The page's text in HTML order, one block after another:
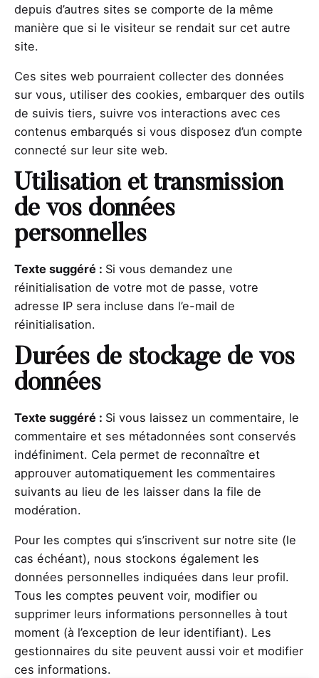
depuis d’autres sites se comporte de la même
manière que si le visiteur se rendait sur cet autre
site.
Ces sites web pourraient collecter des données
sur vous, utiliser des cookies, embarquer des outils
de suivis tiers, suivre vos interactions avec ces
contenus embarqués si vous disposez d’un compte
connecté sur leur site web.
Utilisation et transmission
de vos données
personnelles
Texte suggéré : Si vous demandez une
réinitialisation de votre mot de passe, votre
adresse IP sera incluse dans l’e-mail de
réinitialisation.
Durées de stockage de vos
données
Texte suggéré : Si vous laissez un commentaire, le
commentaire et ses métadonnées sont conservés
indéfiniment. Cela permet de reconnaître et
approuver automatiquement les commentaires
suivants au lieu de les laisser dans la file de
modération.
Pour les comptes qui s’inscrivent sur notre site (le
cas échéant), nous stockons également les
données personnelles indiquées dans leur profil.
Tous les comptes peuvent voir, modifier ou
supprimer leurs informations personnelles à tout
moment (à l’exception de leur identifiant). Les
gestionnaires du site peuvent aussi voir et modifier
ces informations.